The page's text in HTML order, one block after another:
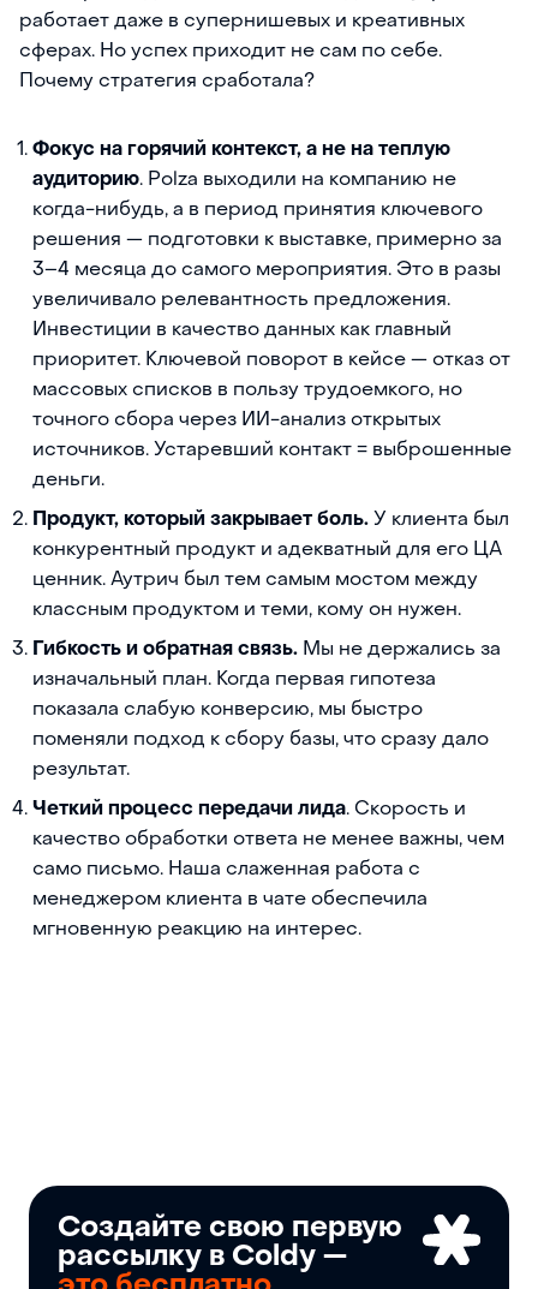
работает даже в супернишевых и креативных
сферах. Но успех приходит не сам по себе.
Почему стратегия сработала?
Фокус на горячий контекст, а не на теплую
аудиторию. Polza выходили на компанию не
когда-нибудь, а в период принятия ключевого
решения — подготовки к выставке, примерно за
3–4 месяца до самого мероприятия. Это в разы
увеличивало релевантность предложения.
Инвестиции в качество данных как главный
приоритет. Ключевой поворот в кейсе — отказ от
массовых списков в пользу трудоемкого, но
точного сбора через ИИ-анализ открытых
источников. Устаревший контакт = выброшенные
деньги.
Продукт, который закрывает боль. У клиента был
конкурентный продукт и адекватный для его ЦА
ценник. Аутрич был тем самым мостом между
классным продуктом и теми, кому он нужен.
Гибкость и обратная связь. Мы не держались за
изначальный план. Когда первая гипотеза
показала слабую конверсию, мы быстро
поменяли подход к сбору базы, что сразу дало
результат.
Четкий процесс передачи лида. Скорость и
качество обработки ответа не менее важны, чем
само письмо. Наша слаженная работа с
менеджером клиента в чате обеспечила
мгновенную реакцию на интерес.
Создайте свою первую
рассылку в Coldy —